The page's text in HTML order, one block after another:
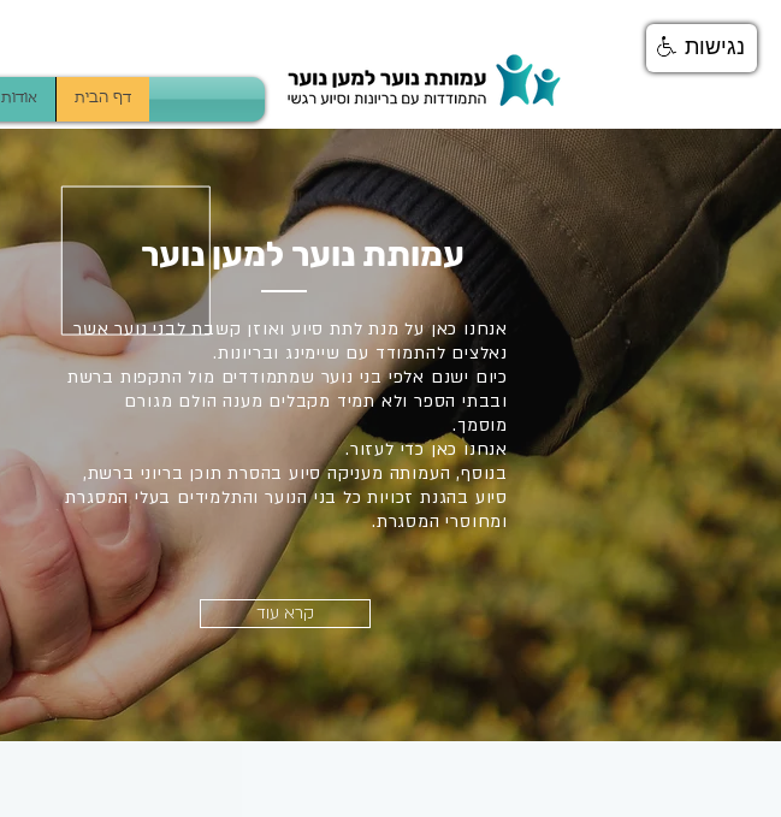
אודות דף הבית
עמותת נוער למען נוער
אנחנו כאן על מנת לתת סיוע ואוזן קשבת לבני נוער אשר
נאלצים להתמודד עם שיימינג ובריונות.
כיום ישנם אלפי בני נוער שמתמודדים מול התקפות ברשת
ובבתי הספר ולא תמיד מקבלים מענה הולם מגורם
מוסמך.
אנחנו כאן כדי לעזור.
בנוסף, העמותה מעניקה סיוע בהסרת תוכן בריוני ברשת,
סיוע בהגנת זכויות כל בני הנוער והתלמידים בעלי המסגרת
ומחוסרי המסגרת.
קרא עוד
נגישות